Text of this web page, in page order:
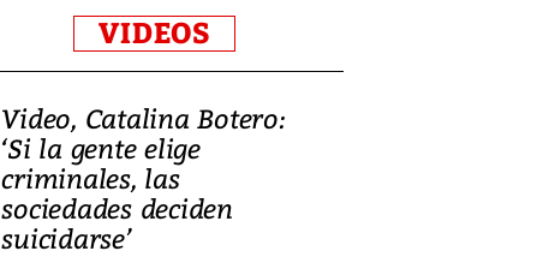
VIDEOS
Video, Catalina Botero:
‘Si la gente elige
criminales, las
sociedades deciden
suicidarse’